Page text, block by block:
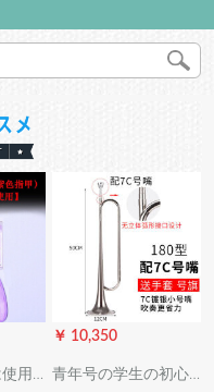
用
￥ 10,350
青年号の学生の初心